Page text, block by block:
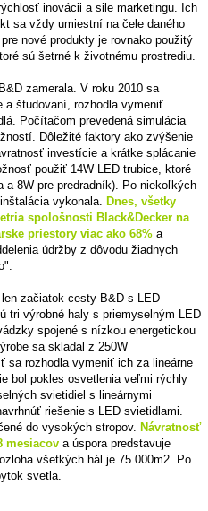
inovácii a sile marketingu. Ich
sa vždy umiestní na čele daného
nové produkty je rovnako použitý
sú šetrné k životnému prostrediu.
zamerala. V roku 2010 sa
a študovaní, rozhodla vymeniť
Počítačom prevedená simulácia
Dôležité faktory ako zvýšenie
investície a krátke splácanie
použiť 14W LED trubice, ktoré
a 8W pre predradník). Po niekoľkých
vykonala. Dnes, všetky
spološnosti Black&Decker na
priestory viac ako 68% a
údržby z dôvodu žiadnych
začiatok cesty B&D s LED
tri výrobné haly s priemyselným LED
spojené s nízkou energetickou
sa skladal z 250W
sa rozhodla vymeniť ich za lineárne
bol pokles osvetlenia veľmi rýchly
svietidiel s lineárnymi
riešenie s LED svietidlami.
do vysokých stropov. Návratnosť
mesiacov a úspora predstavuje
všetkých hál je 75 000m2. Po
svetla.